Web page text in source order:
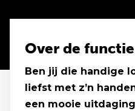
Over de functie
Ben jij die handige
liefst met z’n
een mooie